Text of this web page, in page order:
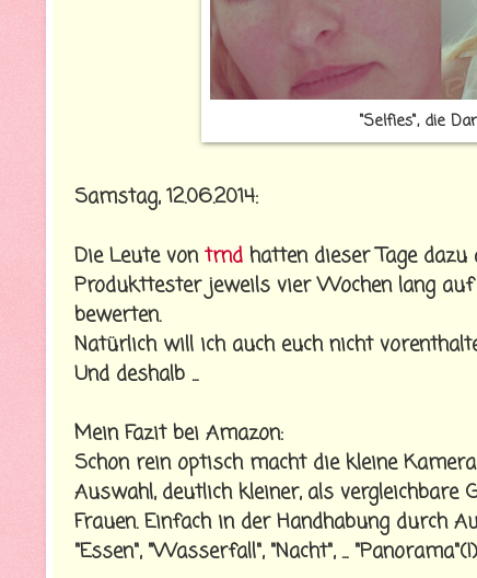
"Selfies", die
Samstag, 12.06.2014:
Die Leute vontrnd hatten dieser Tage
Produkttester jeweils vier Wochen lang
bewerten.
Natürlich will ich auch euch nicht
Und deshalb ...
Mein Fazit bei Amazon:
Schon rein optisch macht die kleine
Auswahl, deutlich kleiner, als
Frauen. Einfach in der Handhabung durch
"Essen", "Wasserfall", "Nacht", ...